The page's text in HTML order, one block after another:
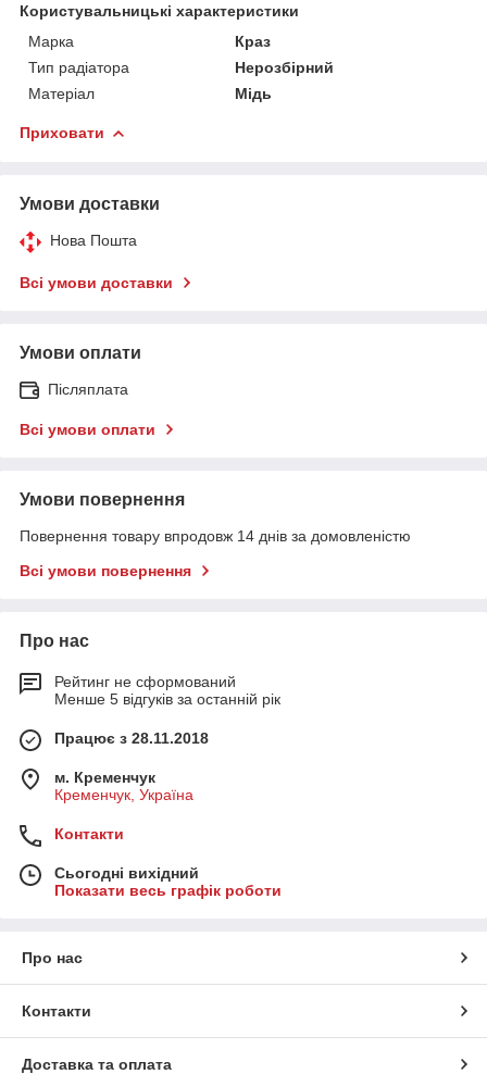
Користувальницькі характеристики
Марка
Краз
Тип радіатора
Нерозбірний
Матеріал
Мідь
Приховати
Умови доставки
Нова Пошта
Всі умови доставки
Умови оплати
Післяплата
Всі умови оплати
Умови повернення
Повернення товару впродовж 14 днів за домовленістю
Всі умови повернення
Про нас
Рейтинг не сформований
Менше 5 відгуків за останній рік
Працює з 28.11.2018
м. Кременчук
Кременчук, Україна
Контакти
Сьогодні вихідний
Показати весь графік роботи
Про нас
Контакти
Доставка та оплата